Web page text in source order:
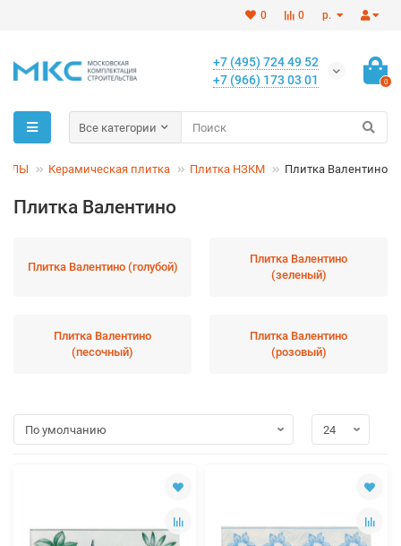
р.
0
0
+7 (495) 724 49 52
+7 (966) 173 03 01
0
Все категории
Керамическая плитка Плитка НЗКМ Плитка Валентино
Плитка Валентино
Плитка Валентино (голубой)
Плитка Валентино
(зеленый)
Плитка Валентино
(песочный)
Плитка Валентино
(розовый)